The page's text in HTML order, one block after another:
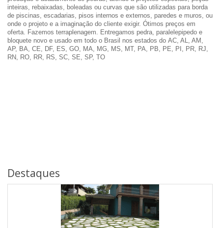
inteiras, rebaixadas, boleadas ou curvas que são utilizadas para borda
de piscinas, escadarias, pisos internos e externos, paredes e muros, ou
onde o projeto e a imaginação do cliente exigir. Ótimos preços em
oferta. Fazemos terraplenagem. Entregamos pedra, paralelepipedo e
bloquete novo e usado em todo o Brasil nos estados do AC, AL, AM,
AP, BA, CE, DF, ES, GO, MA, MG, MS, MT, PA, PB, PE, PI, PR, RJ,
RN, RO, RR, RS, SC, SE, SP, TO
Destaques